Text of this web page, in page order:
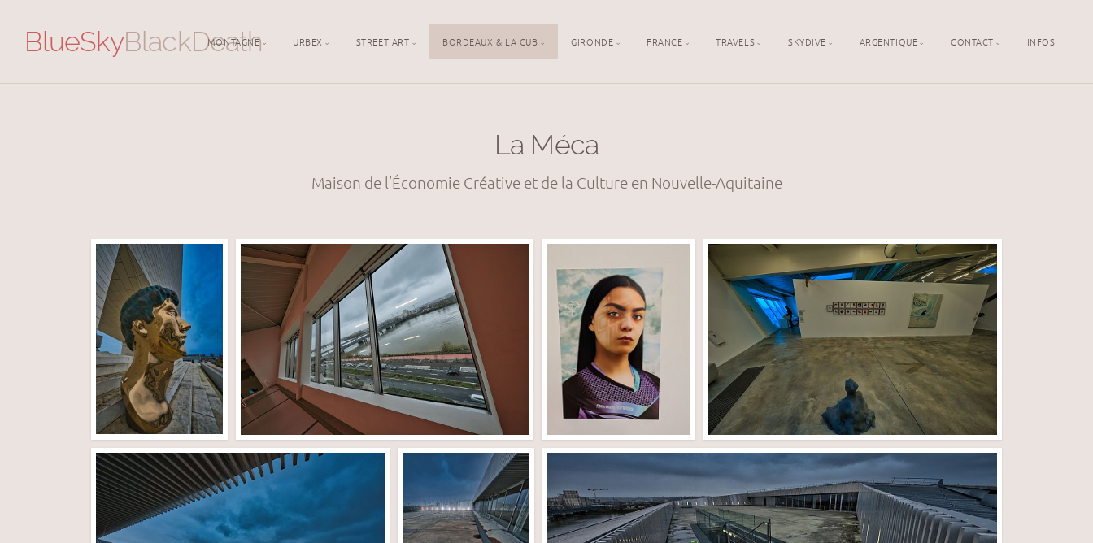
BlueSkyBlackDeath
MONTAGNE URBEX STREET ART BORDEAUX & LA CUB GIRONDE FRANCE TRAVELS SKYDIVE ARGENTIQUE CONTACT INFOS
La Méca
Maison de l’Économie Créative et de la Culture en Nouvelle-Aquitaine